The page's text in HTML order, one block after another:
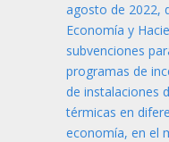
agosto de 2022,
Economía y
subvenciones
programas de
de instalaciones
térmicas en
economía, en el